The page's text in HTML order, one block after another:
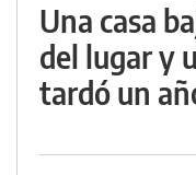
Una casa
del lugar y
tardó un